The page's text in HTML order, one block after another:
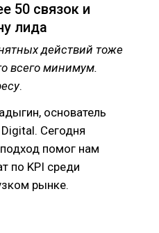
50 связок и
лида
действий тоже
всего минимум.
.
основатель
Сегодня
помог нам
по KPI среди
рынке.